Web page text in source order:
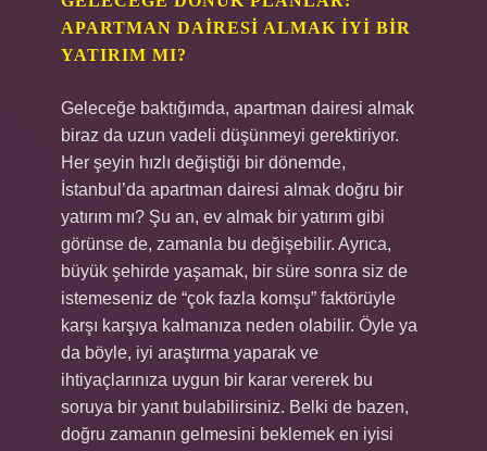
APARTMAN DAIRESI ALMAK İYI BIR
YATIRIM MI?
Geleceğe baktığımda, apartman dairesi almak
biraz da uzun vadeli düşünmeyi gerektiriyor.
Her şeyin hızlı değiştiği bir dönemde,
İstanbul’da apartman dairesi almak doğru bir
yatırım mı? Şu an, ev almak bir yatırım gibi
görünse de, zamanla bu değişebilir. Ayrıca,
büyük şehirde yaşamak, bir süre sonra siz de
istemeseniz de “çok fazla komşu” faktörüyle
karşı karşıya kalmanıza neden olabilir. Öyle ya
da böyle, iyi araştırma yaparak ve
ihtiyaçlarınıza uygun bir karar vererek bu
soruya bir yanıt bulabilirsiniz. Belki de bazen,
doğru zamanın gelmesini beklemek en iyisi